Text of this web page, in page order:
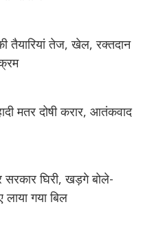
तैयारियां तेज, खेल, रक्तदान
मतर दोषी करार, आतंकवाद
सरकार घिरी, खड़गे बोले-
गया बिल